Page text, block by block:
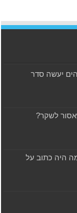
יעשה סדר
לשקר?
היה כתוב על